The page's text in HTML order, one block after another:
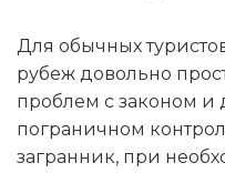
Для обычных
рубеж довольно
проблем с законом и
пограничном
загранник, при